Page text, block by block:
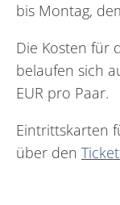
bis Montag,
Die Kosten für
belaufen sich
EUR pro Paar.
Eintrittskarten
über den